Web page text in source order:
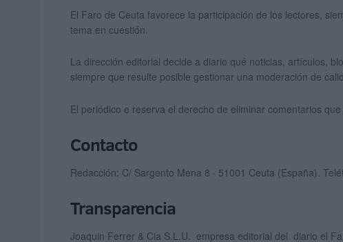
El Faro de Ceuta favorece la participación de los lectores,
tema en cuestión.
La dirección editorial decide a diario qué noticias, artículos,
siempre que resulte posible gestionar una moderación de
El periódico e reserva el derecho de eliminar comentarios
Contacto
Redacción: C/ Sargento Mena 8 · 51001 Ceuta (España).
Transparencia
Joaquin Ferrer & Cia S.L.U. empresa editorial del diario el